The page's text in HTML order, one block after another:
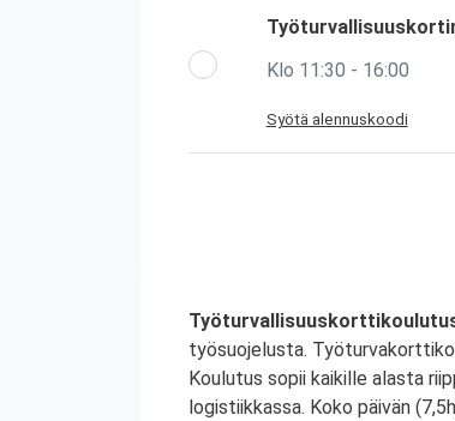
Klo 11:30 - 16:00
Syötä alennuskoodi
työsuojelusta.
Koulutus sopii kaikille alasta
logistiikkassa. Koko päivän